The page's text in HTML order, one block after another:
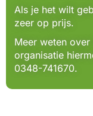
Als je het wilt
zeer op prijs.
Meer weten
organisatie
0348-741670.